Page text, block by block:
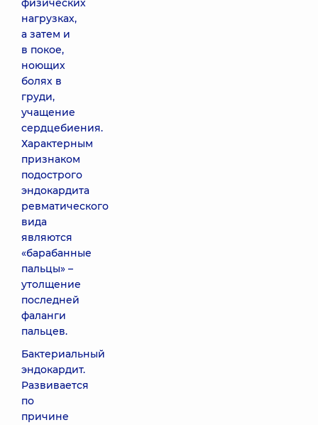
физических
нагрузках,
а затем и
в покое,
ноющих
болях в
груди,
учащение
сердцебиения.
Характерным
признаком
подострого
эндокардита
ревматического
вида
являются
«барабанные
пальцы» –
утолщение
последней
фаланги
пальцев.
Бактериальный
эндокардит.
Развивается
по
причине